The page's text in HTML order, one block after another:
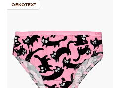
OEKOTEX®